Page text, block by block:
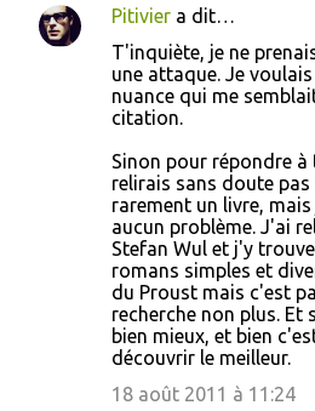
Pitivier a dit…
T'inquiète, je ne
une attaque. Je
nuance qui me
citation.
Sinon pour répondre à
relirais sans doute
rarement un livre,
aucun problème. J'ai
Stefan Wul et j'y
romans simples et
du Proust mais c'est
recherche non plus.
bien mieux, et bien
découvrir le meilleur.
18 août 2011 à 11:24